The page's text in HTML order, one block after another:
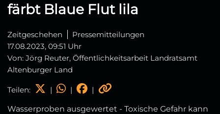
färbt Blaue Flut lila
Zeitgeschehen
Pressemitteilungen
17.08.2023, 09:51 Uhr
Von: Jörg Reuter, Öffentlichkeitsarbeit Landratsamt
Altenburger Land
Teilen: | | |
Wasserproben ausgewertet - Toxische Gefahr kann